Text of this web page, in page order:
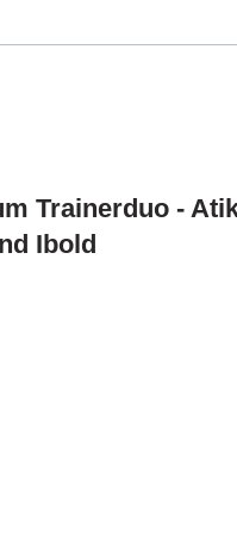
Trainerduo -
Ibold